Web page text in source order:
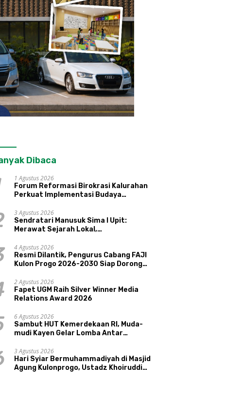
Madu
Ketepatan Sasaran Bansos,
Kalurahan Condongcatur
Tingkatkan Kapasitas 30
Dibaca
1 Agustus 2026
Forum Reformasi Birokrasi Kalurahan
Perkuat Implementasi Budaya
Kepamongan DIY
3 Agustus 2026
Sendratari Manusuk Sima I Upit:
Merawat Sejarah Lokal,
Pariwisata, dan Ekologi Klaten
4 Agustus 2026
Resmi Dilantik, Pengurus Cabang FAJI
Kulon Progo 2026-2030 Siap Dorong
Sungai Progo
2 Agustus 2026
Fapet UGM Raih Silver Winner Media
Relations Award 2026
6 Agustus 2026
Sambut HUT Kemerdekaan RI, Muda-
mudi Kayen Gelar Lomba Antar
3 Agustus 2026
Hari Syiar Bermuhammadiyah di Masjid
Agung Kulonprogo, Ustadz Khoiruddin